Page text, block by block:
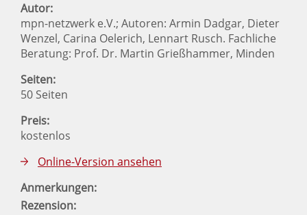
Autor:
mpn-netzwerk e.V.; Autoren: Armin Dadgar, Dieter
Wenzel, Carina Oelerich, Lennart Rusch. Fachliche
Beratung: Prof. Dr. Martin Grießhammer, Minden
Seiten:
50 Seiten
Preis:
kostenlos
Online-Version ansehen
Anmerkungen:
Rezension: